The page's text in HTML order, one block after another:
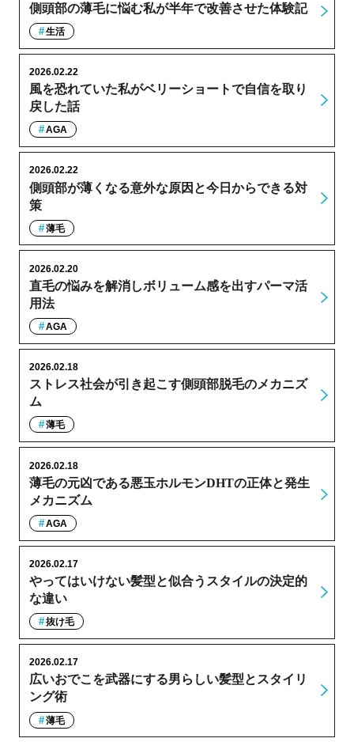
側頭部の薄毛に悩む私が半年で改善させた体験記
生活
風を恐れていた私がベリーショートで自信を取り
戻した話
2026.02.22
AGA
側頭部が薄くなる意外な原因と今日からできる対
策
2026.02.22
薄毛
直毛の悩みを解消しボリューム感を出すパーマ活
用法
2026.02.20
AGA
ストレス社会が引き起こす側頭部脱毛のメカニズ
ム
2026.02.18
薄毛
薄毛の元凶である悪玉ホルモンDHTの正体と発生
メカニズム
2026.02.18
AGA
やってはいけない髪型と似合うスタイルの決定的
な違い
2026.02.17
抜け毛
広いおでこを武器にする男らしい髪型とスタイリ
ング術
2026.02.17
薄毛